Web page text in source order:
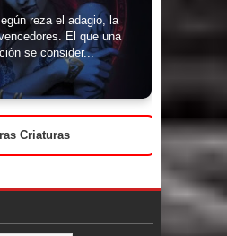
reza el adagio, la
El que una
se consider...
Criaturas